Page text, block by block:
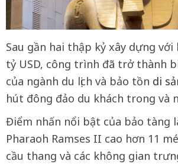
Sau gần hai thập kỷ xây dựng với
tỷ USD, công trình đã trở thành
của ngành du lịch và bảo tồn di
hút đông đảo du khách trong và
Điểm nhấn nổi bật của bảo tàng
Pharaoh Ramses II cao hơn 11
cầu thang và các không gian